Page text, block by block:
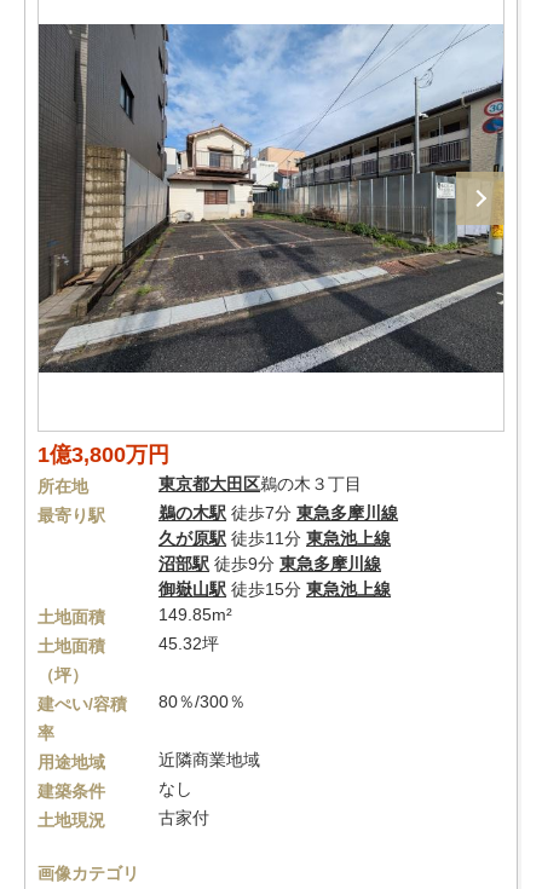
1億3,800万円
所在地 東京都大田区鵜の木３丁目
最寄り駅
鵜の木駅 徒歩7分 東急多摩川線
久が原駅 徒歩11分 東急池上線
沼部駅 徒歩9分 東急多摩川線
御嶽山駅 徒歩15分 東急池上線
土地面積
149.85m²
土地面積
（坪）
45.32坪
建ぺい/容積
率
80％/300％
用途地域
近隣商業地域
建築条件
なし
土地現況
古家付
画像カテゴリ